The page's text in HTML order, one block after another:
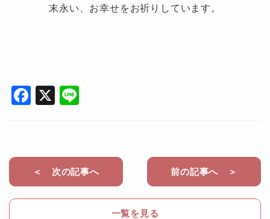
末永い、お幸せをお祈りしています。
F
e
b
o
X
＜ 次の記事へ
一覧を見る
前の記事へ ＞